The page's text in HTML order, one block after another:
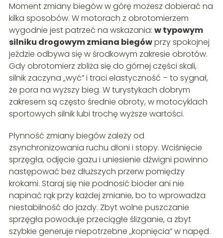
Moment zmiany biegów w górę możesz dobierać na
kilka sposobów. W motorach z obrotomierzem
wygodnie jest patrzeć na wskazania: w typowym
silniku drogowym zmiana biegówprzy spokojnej
jeździe odbywa się w środkowym zakresie obrotów.
Gdy obrotomierz zbliża się do górnej części skali,
silnik zaczyna „wyć” i traci elastyczność – to sygnał,
że pora na wyższy bieg. W turystykach dobrym
zakresem są często średnie obroty, w motocyklach
sportowych silnik lubi trochę wyższe wartości.
Płynność zmiany biegów zależy od
zsynchronizowania ruchu dłoni i stopy. Wciśnięcie
sprzęgła, odjęcie gazu i uniesienie dźwigni powinno
następować bez dłuższych przerw pomiędzy
krokami. Staraj się nie podnosić bioder ani nie
napinać rąk przy każdej zmianie, bo to wprowadza
niestabilność do jazdy. Zbyt wolne puszczanie
sprzęgła powoduje przeciągłe ślizganie, a zbyt
szybkie generuje niepotrzebne „kopnięcia” w napęd.